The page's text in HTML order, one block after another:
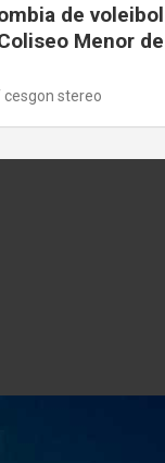
de voleibol
Menor de
cesgon stereo